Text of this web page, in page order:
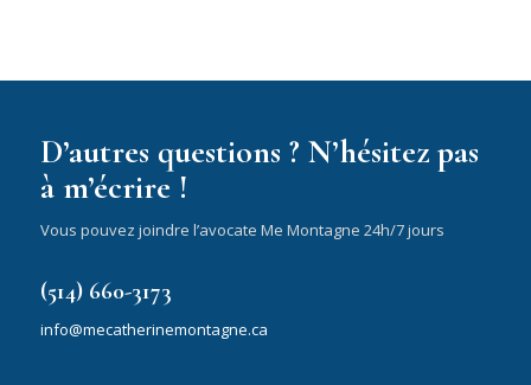
D’autres questions ? N’hésitez pas
à m’écrire !
Vous pouvez joindre l’avocate Me Montagne 24h/7 jours
(514) 660-3173
info@mecatherinemontagne.ca